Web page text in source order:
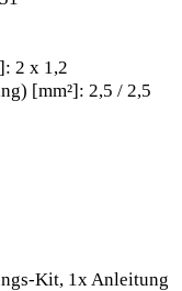
2 x 1,2
[mm²]: 2,5 / 2,5
Kit, 1x Anleitung